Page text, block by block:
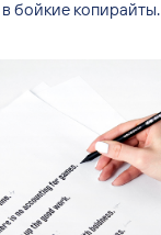
в бойкие копирайты.